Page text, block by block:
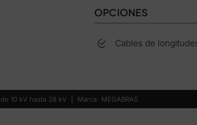
OPCIONES
Cables de
10 kV hasta 28 kV MEGABRAS